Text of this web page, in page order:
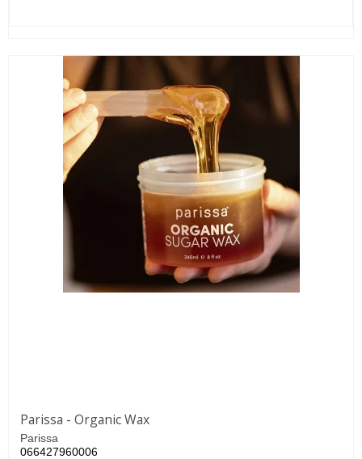
Parissa - Organic Wax
Parissa
066427960006